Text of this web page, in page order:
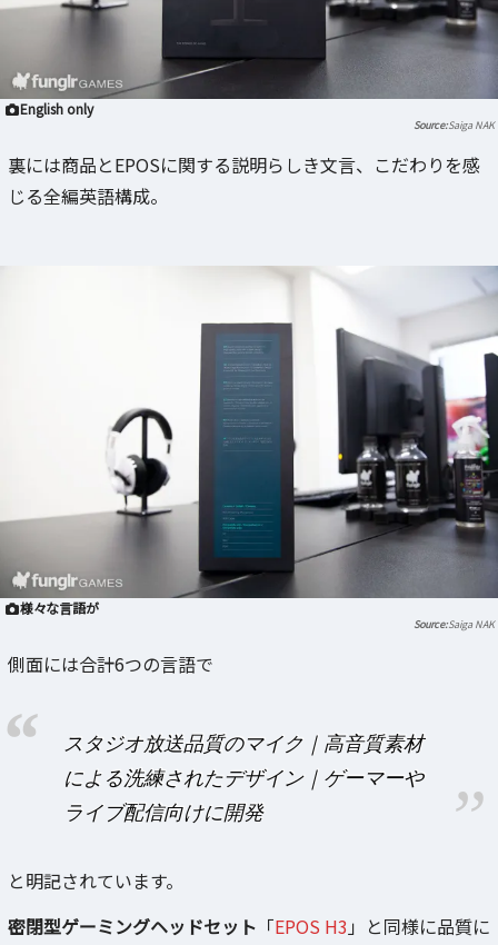
English only
Saiga NAK
裏には商品とEPOSに関する説明らしき文言、こだわりを感
じる全編英語構成。
様々な言語が
Saiga NAK
側面には合計6つの言語で
スタジオ放送品質のマイク｜高音質素材
による洗練されたデザイン｜ゲーマーや
ライブ配信向けに開発
と明記されています。
密閉型ゲーミングヘッドセット 「EPOS H3 」と同様に品質に